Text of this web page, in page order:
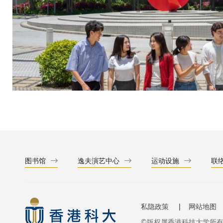
图书馆 逸夫演艺中心 运动设施 联
私隐政策
网站地图